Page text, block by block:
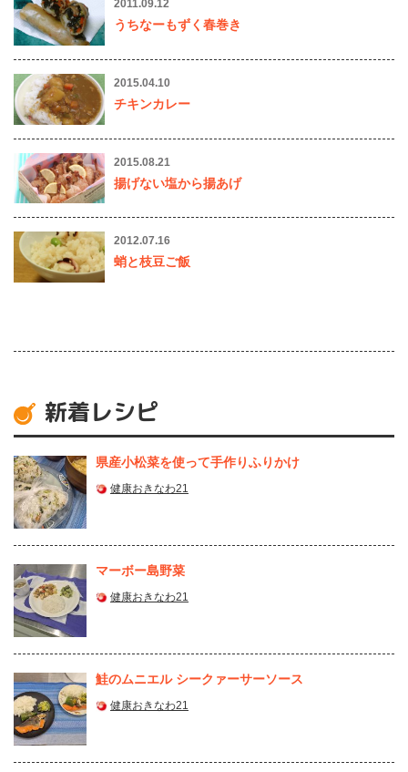
2011.09.12
うちなーもずく春巻き
2015.04.10
チキンカレー
2015.08.21
揚げない塩から揚あげ
2012.07.16
蛸と枝豆ご飯
新着レシピ
県産⼩松菜を使って⼿作りふりかけ
健康おきなわ21
マーボー島野菜
健康おきなわ21
鮭のムニエル シークァーサーソース
健康おきなわ21